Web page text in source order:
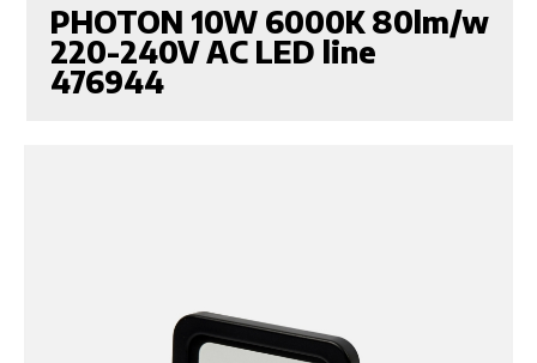
PHOTON 10W 6000K 80lm/w
220-240V AC LED line
476944